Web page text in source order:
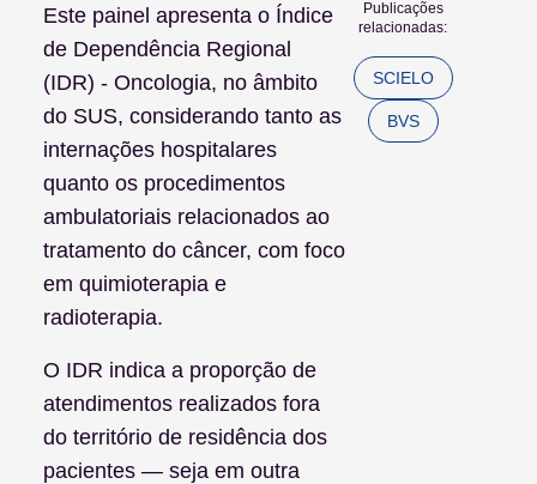
Este painel apresenta o Índice
de Dependência Regional
(IDR) - Oncologia, no âmbito
do SUS, considerando tanto as
internações hospitalares
quanto os procedimentos
ambulatoriais relacionados ao
tratamento do câncer, com foco
em quimioterapia e
radioterapia.
O IDR indica a proporção de
atendimentos realizados fora
do território de residência dos
pacientes — seja em outra
Publicações
relacionadas:
SCIELO
BVS